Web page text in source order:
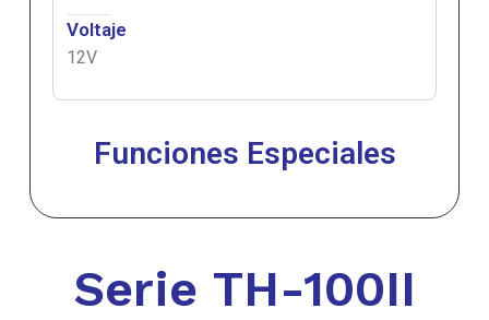
Voltaje
12V
Funciones Especiales
Serie TH-100II